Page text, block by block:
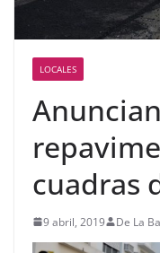
LOCALES
cuadras
9 abril, 2019 De La